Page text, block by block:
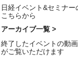
日経イベント&セミナ
こちらから
アーカイブ一覧 >
終了したイベントの動
がご覧いただけます